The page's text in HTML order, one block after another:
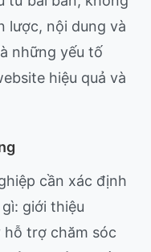
lược, nội dung và
những yếu tố
hiệu quả và
cần xác định
giới thiệu
hỗ trợ chăm sóc